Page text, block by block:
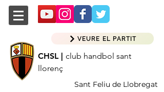
CHSL | club handbol sant
llorenç
Sant Feliu de Llobregat
VEURE EL PARTIT